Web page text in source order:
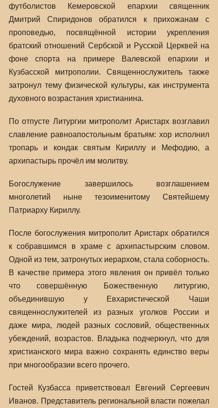
футболистов Кемеровской епархии священник
Дмитрий Спиридонов обратился к прихожанам с
проповедью, посвящённой истории укрепления
братский отношений Сербской и Русской Церквей на
фоне спорта на примере Валевской епархии и
Кузбасской митрополии. Священнослужитель также
затронул тему физической культуры, как инструмента
духовного возрастания христианина.
По отпусте Литургии митрополит Аристарх возглавил
славление равноапостольным братьям: хор исполнил
тропарь и кондак святым Кириллу и Мефодию, а
архипастырь прочёл им молитву.
Богослужение завершилось возглашением
многолетий ныне тезоименитому Святейшему
Патриарху Кириллу.
После богослужения митрополит Аристарх обратился
к собравшимся в храме с архипастырским словом.
Одной из тем, затронутых иерархом, стала соборность.
В качестве примера этого явления он привёл только
что совершённую Божественную литургию,
объединившую у Евхаристической Чаши
священнослужителей из разных уголков России и
даже мира, людей разных сословий, общественных
убеждений, возрастов. Владыка подчеркнул, что для
христианского мира важно сохранять единство веры
при многообразии всего прочего.
Гостей Кузбасса приветствовал Евгений Сергеевич
Иванов. Представитель региональной власти пожелал